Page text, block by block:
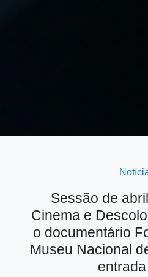
Sessão de
Cinema e
o documentário
Museu Nacional